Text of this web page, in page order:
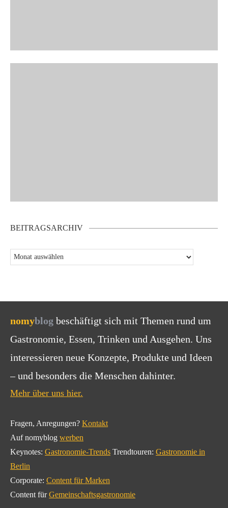
BEITRAGSARCHIV
nomyblog beschäftigt sich mit Themen rund um
Gastronomie, Essen, Trinken und Ausgehen. Uns
interessieren neue Konzepte, Produkte und Ideen
– und besonders die Menschen dahinter.
Mehr über uns hier.
Fragen, Anregungen? Kontakt
Auf nomyblog werben
Keynotes: Gastronomie-Trends Trendtouren: Gastronomie in
Berlin
Corporate: Content für Marken
Content fürGemeinschaftsgastronomie